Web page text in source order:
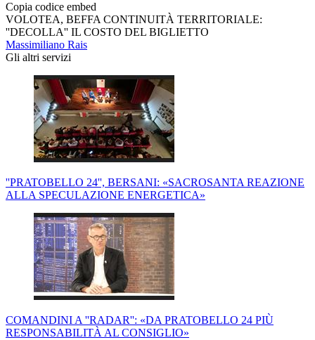
Copia codice embed
VOLOTEA, BEFFA CONTINUITÀ TERRITORIALE:
''DECOLLA'' IL COSTO DEL BIGLIETTO
Massimiliano Rais
Gli altri servizi
''PRATOBELLO 24'', BERSANI: «SACROSANTA REAZIONE
ALLA SPECULAZIONE ENERGETICA»
COMANDINI A ''RADAR'': «DA PRATOBELLO 24 PIÙ
RESPONSABILITÀ AL CONSIGLIO»